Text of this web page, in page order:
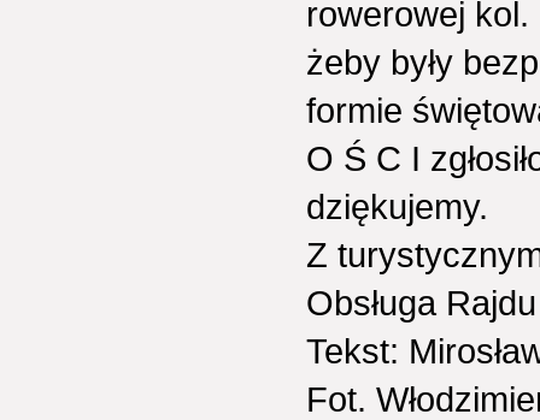
rowerowej
żeby były
formie
O Ś C I
dziękujemy.
Z
Obsługa Rajdu
Tekst:
Fot.